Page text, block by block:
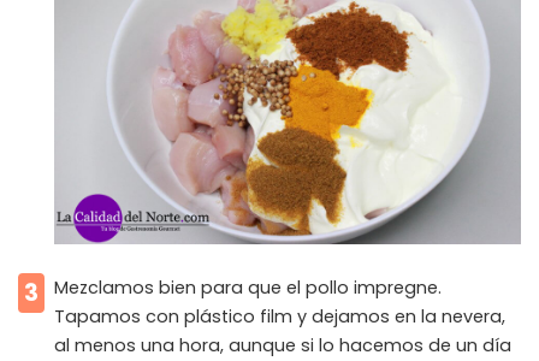
3
Mezclamos bien para que el pollo impregne.
Tapamos con plástico film y dejamos en la nevera,
al menos una hora, aunque si lo hacemos de un día